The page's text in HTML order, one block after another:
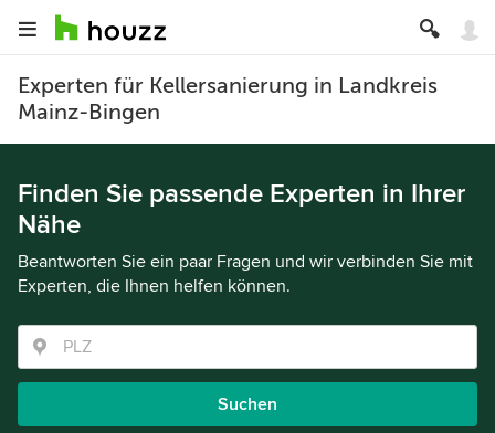
Experten für Kellersanierung in Landkreis
Mainz-Bingen
Finden Sie passende Experten in Ihrer
Nähe
Beantworten Sie ein paar Fragen und wir verbinden Sie mit
Experten, die Ihnen helfen können.
Suchen